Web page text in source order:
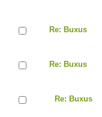
Re: Buxus
Re: Buxus
Re: Buxus